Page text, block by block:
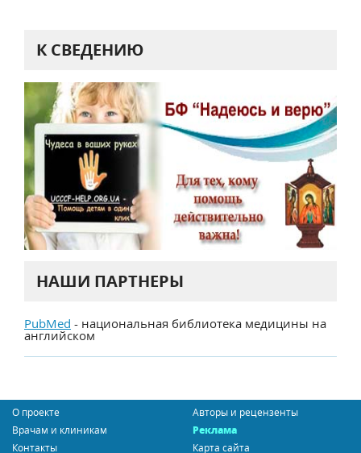
К СВЕДЕНИЮ
НАШИ ПАРТНЕРЫ
PubMed - национальная библиотека медицины на
английском
О проекте
Авторы и рецензенты
Врачам и клиникам
Реклама
Контакты
Карта сайта